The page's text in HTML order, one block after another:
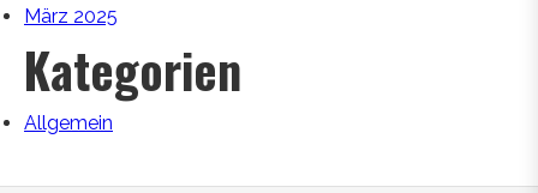
März 2025
Kategorien
Allgemein